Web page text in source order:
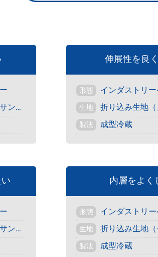
ュ）
伸展性を良
形態 インダストリ
生地 折り込み生地（クロワ
製法 成型冷蔵
ュ）
内層をよく
形態 インダストリ
生地 折り込み生地（クロワ
製法 成型冷蔵